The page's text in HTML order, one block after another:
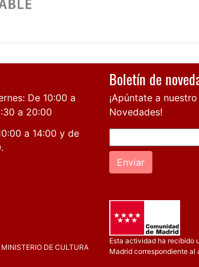
De 10:00 a
a 20:00
a 14:00 y de
Boletín de
¡Apúntate a
Novedades!
Enviar
DE CULTURA
Esta actividad ha recibido
Madrid correspondiente al